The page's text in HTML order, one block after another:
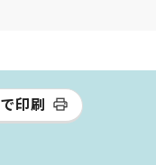
印刷